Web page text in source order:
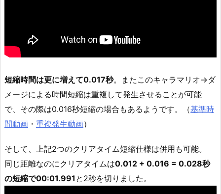
短縮時間は更に増えて0.017秒。またこのキャラマリオ→ダ
メージによる時間短縮は重複して発生させることが可能
で、その際は0.016秒短縮の場合もあるようです。（基準時
間動画 ・ 重複発生動画）
そして、上記2つのクリアタイム短縮仕様は併用も可能。
同じ距離なのにクリアタイムは0.012 + 0.016 = 0.028秒
の短縮で00:01.991 と2秒を切りました。